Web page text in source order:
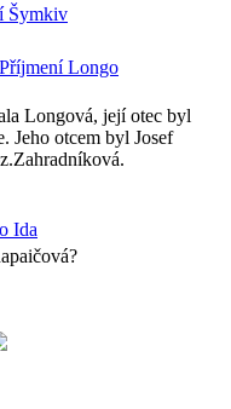
Šymkiv
Longo
Longová, její otec byl
Jeho otcem byl Josef
Ida